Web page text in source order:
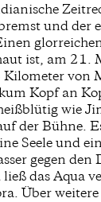
und
ist, am
von
Kopf an
wie
der Bühne.
Seele und
gegen den
das Aqua
Über